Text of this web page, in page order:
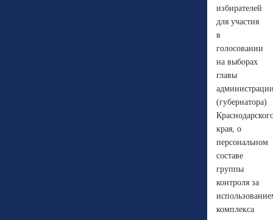
избирателей
для участия
в
голосовании
на выборах
главы
(губернатора)
края, о
персональном
составе
группы
контроля за
комплекса